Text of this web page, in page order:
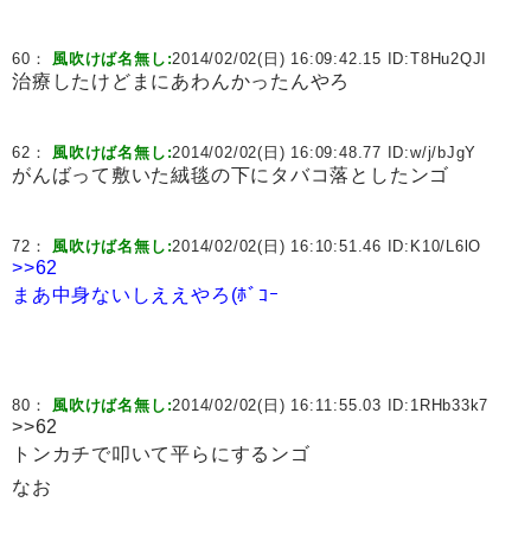
60： 風吹けば名無し:2014/02/02(日) 16:09:42.15 ID:T8Hu2QJI
治療したけどまにあわんかったんやろ
62： 風吹けば名無し:2014/02/02(日) 16:09:48.77 ID:w/j/bJgY
がんばって敷いた絨毯の下にタバコ落としたンゴ
72： 風吹けば名無し:2014/02/02(日) 16:10:51.46 ID: K10/L6lO
>>62
まあ中身ないしええやろ(ﾎﾞｺｰ
80： 風吹けば名無し:2014/02/02(日) 16:11:55.03 ID: 1RHb33k7
>>62
トンカチで叩いて平らにするンゴ
なお